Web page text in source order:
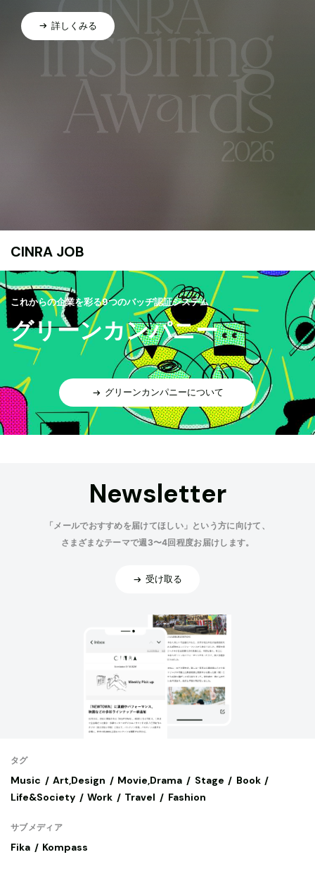
詳しくみる
CINRA JOB
これからの企業を彩る9つのバッヂ認証システム
グリーンカンパニー
グリーンカンパニーについて
Newsletter
「メールでおすすめを届けてほしい」という方に向けて、
さまざまなテーマで週3〜4回程度お届けします。
受け取る
タグ
Music Art,Design Movie,Drama Stage
Book
Life&Society
Work Travel Fashion
サブメディア
Fika Kompass